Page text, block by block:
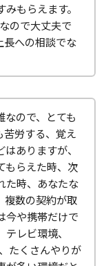
もらえます。
ので大丈夫で
長への相談でな
なので、とても
苦労する、覚え
ありますが、
もらえた時、次
た時、あなたな
複数の契約が取
今や携帯だけで
レビ環境、
たくさんやりが